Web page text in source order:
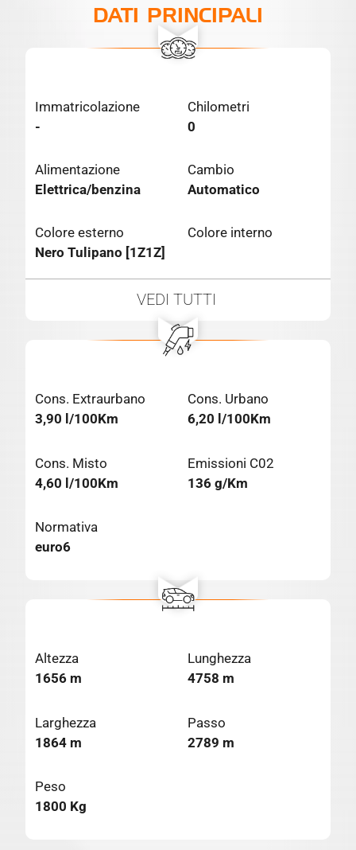
DATI PRINCIPALI
Immatricolazione
-
Chilometri
0
Alimentazione
Elettrica/benzina
Cambio
Automatico
Colore esterno
Nero Tulipano [1Z1Z]
Colore interno
VEDI TUTTI
Cons. Extraurbano
3,90 l/100Km
Cons. Urbano
6,20 l/100Km
Cons. Misto
4,60 l/100Km
Emissioni C02
136 g/Km
Normativa
euro6
Altezza
1656 m
Lunghezza
4758 m
Larghezza
1864 m
Passo
2789 m
Peso
1800 Kg